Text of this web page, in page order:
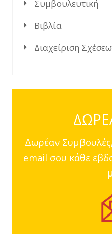
Συμβουλευτική
Βιβλία
Διαχείριση
Δωρέαν
email σου κάθε